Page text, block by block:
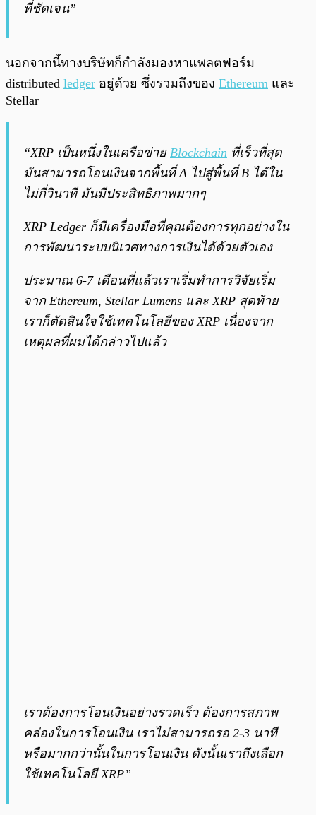
ที่ชัดเจน”
นอกจากนี้ทางบริษัทก็กำลังมองหาแพลตฟอร์ม
distributed ledger อยู่ด้วย ซึ่งรวมถึงของ Ethereum และ
Stellar
“XRP เป็นหนึ่งในเครือข่าย Blockchain ที่เร็วที่สุด
มันสามารถโอนเงินจากพื้นที่ A ไปสู่พื้นที่ B ได้ใน
ไม่กี่วินาที มันมีประสิทธิภาพมากๆ
XRP Ledger ก็มีเครื่องมือที่คุณต้องการทุกอย่างใน
การพัฒนาระบบนิเวศทางการเงินได้ด้วยตัวเอง
ประมาณ 6-7 เดือนที่แล้วเราเริ่มทำการวิจัยเริ่ม
จาก Ethereum, Stellar Lumens และ XRP สุดท้าย
เราก็ตัดสินใจใช้เทคโนโลยีของ XRP เนื่องจาก
เหตุผลที่ผมได้กล่าวไปแล้ว
เราต้องการโอนเงินอย่างรวดเร็ว ต้องการสภาพ
คล่องในการโอนเงิน เราไม่สามารถรอ 2-3 นาที
หรือมากกว่านั้นในการโอนเงิน ดังนั้นเราถึงเลือก
ใช้เทคโนโลยี XRP”